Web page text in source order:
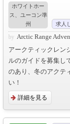
ホワイトホー
ス、ユーコン準
州
求人
Arctic Range
アークティックレン
ルのガイドを募集し
のあり、冬のアクテ
い！
詳細を見る